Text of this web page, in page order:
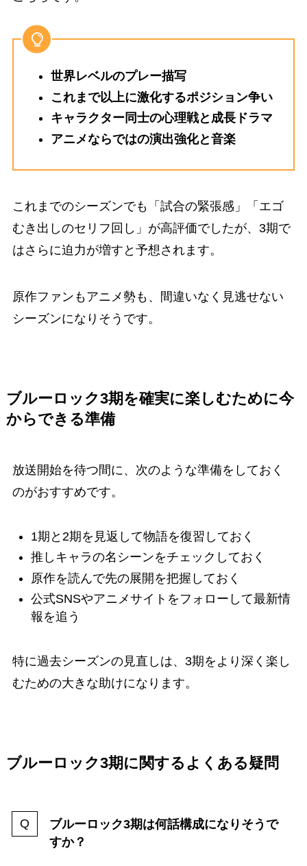
世界レベルのプレー描写
これまで以上に激化するポジション争い
キャラクター同士の心理戦と成長ドラマ
アニメならではの演出強化と音楽
これまでのシーズンでも「試合の緊張感」「エゴ
むき出しのセリフ回し」が高評価でしたが、3期で
はさらに迫力が増すと予想されます。
原作ファンもアニメ勢も、間違いなく見逃せない
シーズンになりそうです。
ブルーロック3期を確実に楽しむために今
からできる準備
放送開始を待つ間に、次のような準備をしておく
のがおすすめです。
1期と2期を見返して物語を復習しておく
推しキャラの名シーンをチェックしておく
原作を読んで先の展開を把握しておく
公式SNSやアニメサイトをフォローして最新情
報を追う
特に過去シーズンの見直しは、3期をより深く楽し
むための大きな助けになります。
ブルーロック3期に関するよくある疑問
ブルーロック3期は何話構成になりそうで
すか？